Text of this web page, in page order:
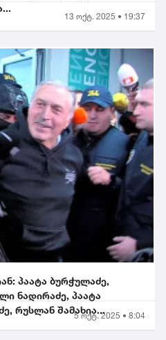
13 ოქტ. 2025 • 19:37
პაატა ბურჭულაძე,
ნადირაძე, პაატა
რუსლან შამახია...5 ოქტ. 2025 • 8:04